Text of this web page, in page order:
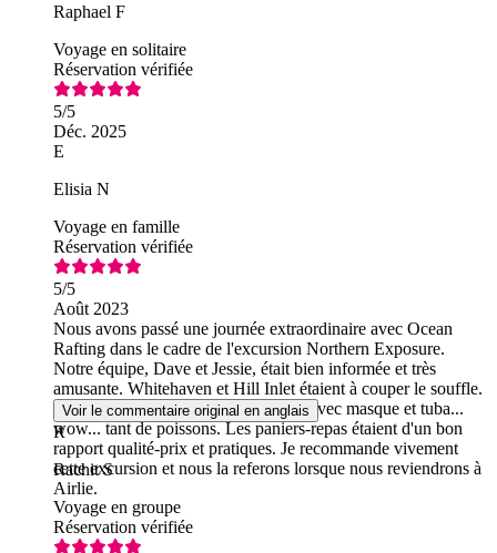
Raphael F
Voyage en solitaire
Réservation vérifiée
5/5
Déc. 2025
E
Elisia N
Voyage en famille
Réservation vérifiée
5/5
Août 2023
Nous avons passé une journée extraordinaire avec Ocean
Rafting dans le cadre de l'excursion Northern Exposure.
Notre équipe, Dave et Jessie, était bien informée et très
amusante. Whitehaven et Hill Inlet étaient à couper le souffle.
L'endroit où l'on a fait de la plongée avec masque et tuba...
wow... tant de poissons. Les paniers-repas étaient d'un bon
rapport qualité-prix et pratiques. Je recommande vivement
cette excursion et nous la referons lorsque nous reviendrons à
Airlie.
Voir le commentaire original en anglais
R
Rachit S
Voyage en groupe
Réservation vérifiée